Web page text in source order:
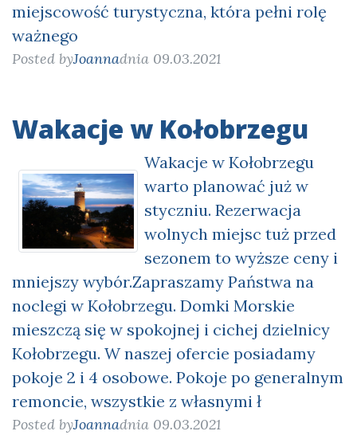
miejscowość turystyczna, która pełni rolę
ważnego
Posted byJoannadnia 09.03.2021
Wakacje w Kołobrzegu
Wakacje w Kołobrzegu
warto planować już w
styczniu. Rezerwacja
wolnych miejsc tuż przed
sezonem to wyższe ceny i
mniejszy wybór.Zapraszamy Państwa na
noclegi w Kołobrzegu. Domki Morskie
mieszczą się w spokojnej i cichej dzielnicy
Kołobrzegu. W naszej ofercie posiadamy
pokoje 2 i 4 osobowe. Pokoje po generalnym
remoncie, wszystkie z własnymi ł
Posted byJoannadnia 09.03.2021